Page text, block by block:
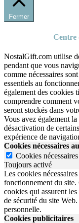
Fermer
Centre
NostalGift.com utilise
pendant que vous
comme nécessaires
essentiels au
également des cookies
comprendre comment
seront stockés dans
Vous avez également
désactivation de
expérience de
Cookies nécessaires
Cookies
Toujours activé
Les cookies
fonctionnement du site.
cookies qui assurent
de sécurité du site Web.
personnelle.
Cookies publicitaires